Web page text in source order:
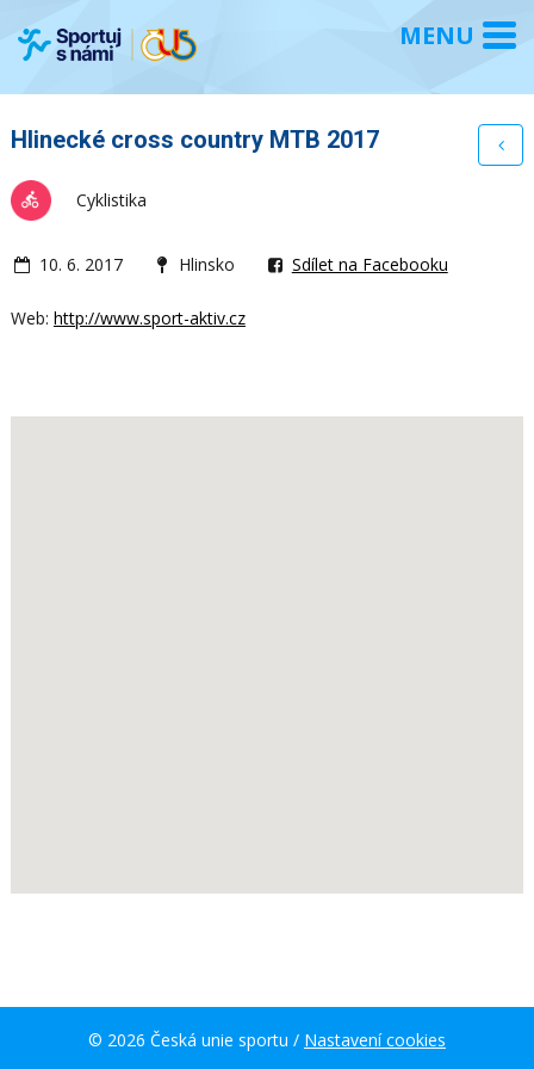
Hlinecké cross country MTB 2017
Cyklistika
10. 6. 2017 Hlinsko Sdílet na Facebooku
Web: http://www.sport-aktiv.cz
© 2026 Česká unie sportu / Nastavení cookies